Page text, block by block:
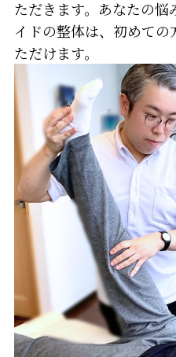
ただきます。あなたの悩
イドの整体は、初めて
ただけます。